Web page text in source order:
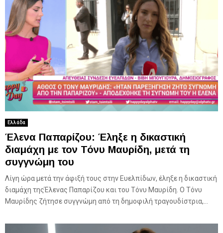
Ελλάδα
Έλενα Παπαρίζου: Έληξε η δικαστική
διαμάχη με τον Τόνυ Μαυρίδη, μετά τη
συγγνώμη του
Λίγη ώρα μετά την άφιξή τους στην Ευελπίδων, έληξε η δικαστική
διαμάχη τηςΈλενας Παπαρίζου και του Τόνυ Μαυρίδη. Ο Τόνυ
Μαυρίδης ζήτησε συγγνώμη από τη δημοφιλή τραγουδίστρια,...